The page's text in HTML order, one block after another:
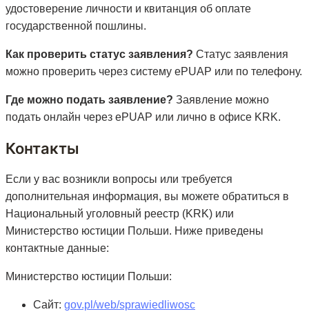
удостоверение личности и квитанция об оплате
государственной пошлины.
Как проверить статус заявления? Статус заявления
можно проверить через систему ePUAP или по телефону.
Где можно подать заявление? Заявление можно
подать онлайн через ePUAP или лично в офисе KRK.
Контакты
Если у вас возникли вопросы или требуется
дополнительная информация, вы можете обратиться в
Национальный уголовный реестр (KRK) или
Министерство юстиции Польши. Ниже приведены
контактные данные:
Министерство юстиции Польши:
Сайт: gov.pl/web/sprawiedliwosc